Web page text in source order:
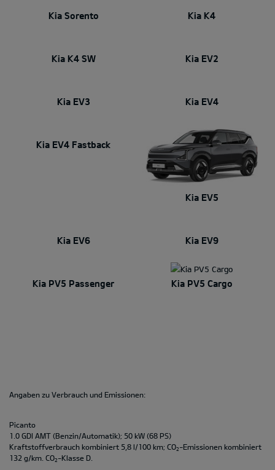
Kia Sorento Kia K4
Kia K4 SW Kia EV2
Kia EV3 Kia EV4
Kia EV4 Fastback
Kia EV5
Kia EV6 Kia EV9
Kia PV5 Passenger Kia PV5 Cargo
Angaben zu Verbrauch und Emissionen:
Picanto
1.0 GDI AMT (Benzin/Automatik); 50 kW (68 PS)
Kraftstoffverbrauch kombiniert 5,8 l/100 km; CO2 -Emissionen kombiniert
132 g/km. CO2 -Klasse D.